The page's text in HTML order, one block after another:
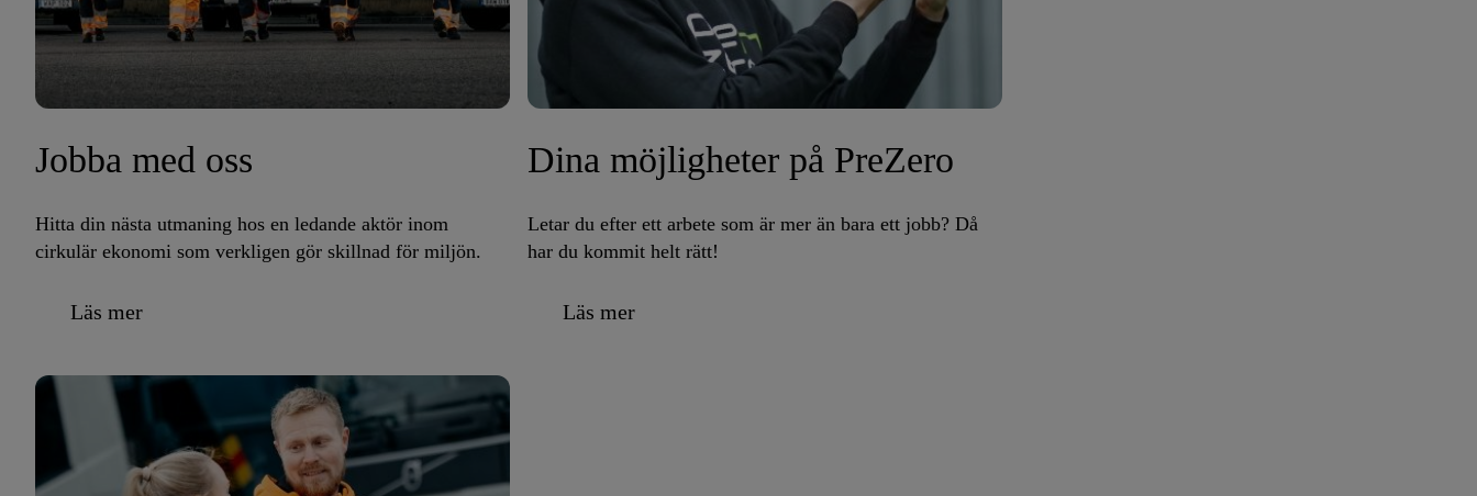
Jobba med oss
Hitta din nästa utmaning hos en ledande aktör inom
cirkulär ekonomi som verkligen gör skillnad för miljön.
Läs mer
Dina möjligheter på PreZero
Letar du efter ett arbete som är mer än bara ett jobb? Då
har du kommit helt rätt!
Läs mer